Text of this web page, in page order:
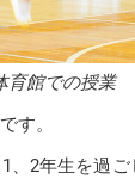
育館での授業
す。
、2年生を過